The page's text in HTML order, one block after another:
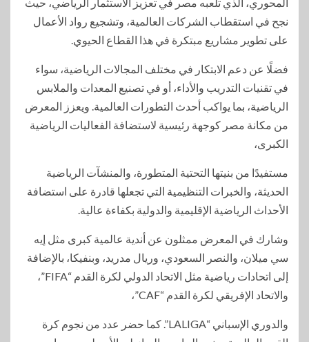
نجح في استقطاب الشركات العالمية، وتشجيع رواد الأعمال
على تطوير مشاريع مبتكرة في هذا القطاع الحيوي.
فضلًا عن دعم الابتكار في مختلف المجالات الرياضية، سواء
في تقنيات التدريب والأداء، أو في تصنيع المعدات والملابس
الرياضية، بما يواكب أحدث التطورات العالمية. ويعزز المعرض
من مكانة مصر كوجهة رئيسية لاستضافة الفعاليات الرياضية
الكبرى،
مستفيدًا من بنيتها التحتية المتطورة، والمنشآت الرياضية
الحديثة، والخبرات التنظيمية التي تجعلها قادرة على استضافة
الأحداث الرياضية الإقليمية والدولية بكفاءة عالية.
وشارك في المعرض ممثلون عن أندية عالمية كبرى مثل إيه
سي ميلان، والنصر السعودي، وريال مدريد، وبنفيكا، بالإضافة
إلى اتحادات رياضية مثل الاتحاد الدولي لكرة القدم “FIFA”،
والاتحاد الإفريقي لكرة القدم “CAF”،
والدوري الإسباني “LALIGA”. كما حضر عدد من نجوم كرة